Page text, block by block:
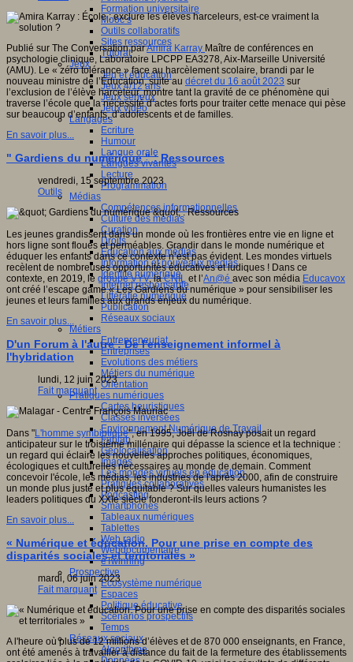
Formation universitaire
Mooc’s
Outils collaboratifs
Sites ressources
Tutorat
Jeux
Jeu et éducation
Jeux 4/12 ans
Jeux sérieux
Jeux vidéo
Langages
Ecriture
Humour
Langue orale
Langues vivantes
Lecture
Programmation
Médias
Compétences informationnelles
Culture des médias
Curation
Droits
Education aux médias
Information et nouveaux médias
Identité numérique
Internet responsable
Littératie numérique
Publication
Réseaux sociaux
Métiers
Entrepreneuriat
Entreprises
Evolutions des métiers
Métiers du numérique
Orientation
Pratiques numériques
Cartes heuristiques
Classes inversées
Environnement Numérique de Travail
Fablab
Géolocalisation
Images
Les mondes virtuels en éducation
Pratiques collaboratives
Podcasting
Smartphones
Tableaux numériques
Tablettes
Web radio
Webdocumentaire
eTwinning
Prospective
Ecosystème numérique
Espaces
Politique éducative
Scénarios prospectifs
Temps
Réseaux sociaux
Algorithme
Publié sur The Conversation parAmira Karray Maître de conférences en
psychologie clinique, Laboratoire LPCPP EA3278, Aix-Marseille Université
(AMU). Le « zéro tolérance » face au harcèlement scolaire, brandi par le
nouveau ministre de l’Éducation, suite au décret du 16 août 2023 sur
l’exclusion de l’élève harceleur, montre tant la gravité de ce phénomène qui
traverse l’école que la nécessité d’actes forts pour traiter cette menace qui pèse
sur beaucoup d’enfants, d’adolescents et de familles.
En savoir plus...
" Gardiens du numérique " : Ressources
vendredi, 15 septembre 2023
Outils
Les jeunes grandissent dans un monde où les frontières entre vie en ligne et
hors ligne sont floues et perméables. Grandir dans le monde numérique et
éduquer les enfants dans ce contexte n’est pas évident. Les mondes virtuels
recèlent de nombreuses opportunités éducatives et ludiques ! Dans ce
contexte, en 2019, le groupe VYV, laCNIL et l’An@é avec son média Educavox
ont créé l’escape game « Les Gardiens du numérique » pour sensibiliser les
jeunes et leurs familles aux grands enjeux du numérique.
En savoir plus...
D'un Forum à l'autre : De l'enseignement informel à
l'hybridation
lundi, 12 juin 2023
Fait marquant
Dans "L'homme symbiotique", en 1995, Joël de Rosnay posait un regard
anticipateur sur le troisième millénaire qui dépasse la science et la technique :
un regard qui éclaire les nouvelles approches politiques, économiques,
écologiques et culturelles nécessaires au monde de demain. Comment
concevoir l'école, les médias, les industries de l'après 2000, afin de construire
un monde plus juste et plus équitable ? Sur quelles valeurs humanistes les
leaders politiques du XXIe siècle fonderont-ils leurs actions ?
En savoir plus...
« Numérique et éducation. Pour une prise en compte des
disparités sociales et territoriales »
mardi, 06 juin 2023
Fait marquant
A l'heure où plus de 12 millions d’élèves et de 870 000 enseignants, en France,
ont été amenés à travailler à distance du fait de la fermeture des établissements